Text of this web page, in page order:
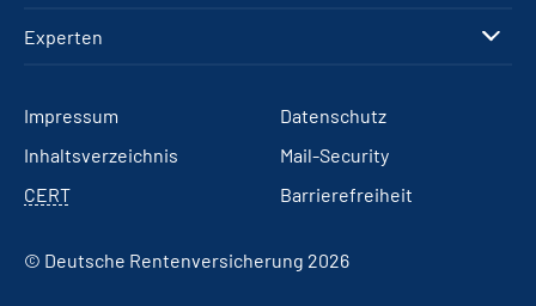
Experten
Impressum
Datenschutz
Inhaltsverzeichnis
Mail-Security
CERT
Barrierefreiheit
© Deutsche Rentenversicherung 2026